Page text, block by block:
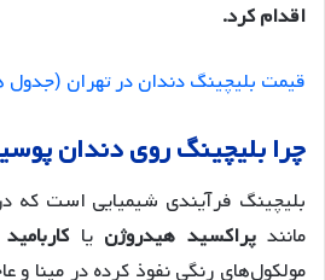
اقدام کرد.
قیمت بلیچینگ دندان در تهران (جدول
چرا بلیچینگ روی دندان
بلیچینگ فرآیندی شیمیایی است که
مانندپراکسید هیدروژن یا
مولکول‌های رنگی نفوذ کرده در مینا و